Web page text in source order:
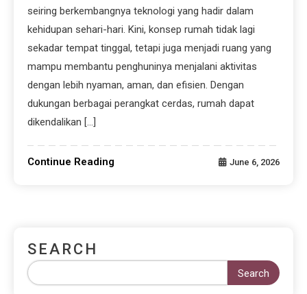
seiring berkembangnya teknologi yang hadir dalam
kehidupan sehari-hari. Kini, konsep rumah tidak lagi
sekadar tempat tinggal, tetapi juga menjadi ruang yang
mampu membantu penghuninya menjalani aktivitas
dengan lebih nyaman, aman, dan efisien. Dengan
dukungan berbagai perangkat cerdas, rumah dapat
dikendalikan […]
Continue Reading June 6, 2026
SEARCH
Search